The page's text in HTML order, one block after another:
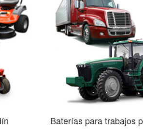
Baterías para trabajos